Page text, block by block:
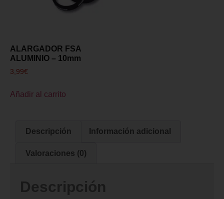
ALARGADOR FSA
ALUMINIO – 10mm
3,99€
Añadir al carrito
Descripción Información adicional
Valoraciones (0)
Descripción